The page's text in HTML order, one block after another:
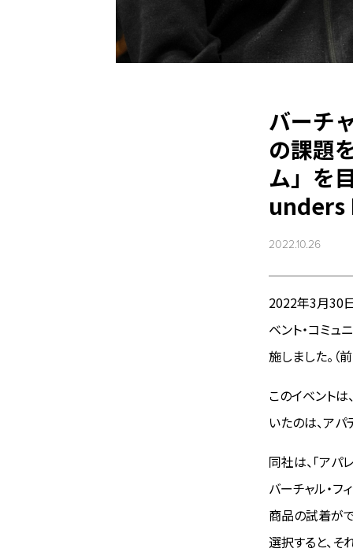
バーチ
の課題
ム」を
unders
2022.10.26
2022年3月30日
ベント・コミ
施しました。（
このイベント
いたのは、ア
同社は、「ア
バーチャル・フ
商品の試着が
選択すると、